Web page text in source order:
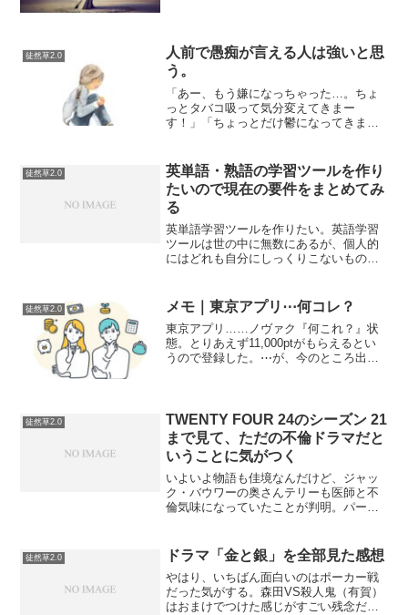
たことにされる悲...
徒然草2.0
人前で愚痴が言える人は強いと思
う。
「あー、もう嫌になっちゃった…。ちょ
っとタバコ吸って気分変えてきまー
す！」「ちょっとだけ鬱になってきます
ぐにスイッチが入り直して、自分を取り
戻すのがうまい人がいる。私は...
徒然草2.0
英単語・熟語の学習ツールを作り
たいので現在の要件をまとめてみ
る
英単語学習ツールを作りたい。英語学習
ツールは世の中に無数にあるが、個人的
にはどれも自分にしっくりこないものが
べてみるといろいろあるんだけど、なん
かここが足りてないからこ...
徒然草2.0 メモ｜東京アプリ⋯何コレ？
東京アプリ……ノヴァク『何これ？』状
態。とりあえず11,000ptがもらえるとい
うので登録した。⋯が、今のところ出て
ント告知、抽選でポ...
徒然草2.0
TWENTY FOUR 24のシーズン 21
まで見て、ただの不倫ドラマだと
いうことに気がつく
いよいよ物語も佳境なんだけど、ジャッ
ク・バウワーの奥さんテリーも医師と不
倫気味になっていたことが判明。パーマ
になりつつある。夫婦の絆、家族の絆が
試されている話が、急に不...
徒然草2.0 ドラマ「金と銀」を全部見た感想
やはり、いちばん面白いのはポーカー戦
だった気がする。森田VS殺人鬼（有賀）
はおまけでつけた感じがすごい残念だっ